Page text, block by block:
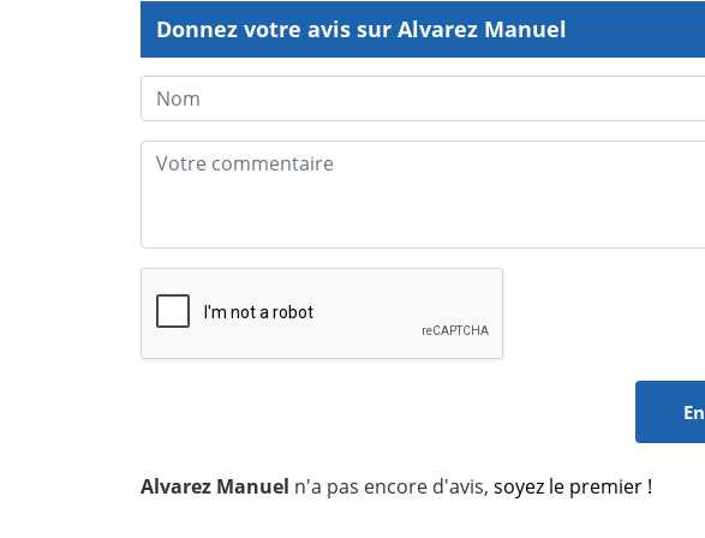
Donnez votre avis sur Alvarez Manuel
Alvarez Manuel n'a pas encore d'avis, soyez le premier !